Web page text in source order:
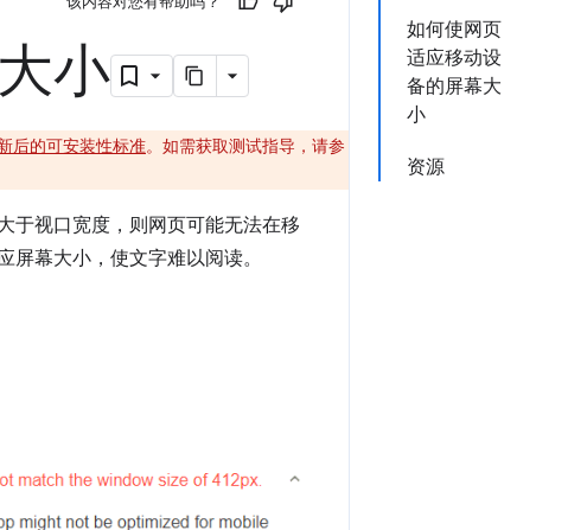
如何使网页
适应移动设
备的屏幕大
小
资源
小
后的可安装性标准。如需获取测试指导，请参
于视口宽度，则网页可能无法在移
幕大小，使文字难以阅读。